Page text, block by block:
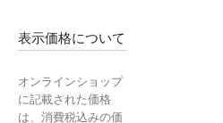
表示価格について
オンラインショップ
に記載された価格
は、消費税込みの価